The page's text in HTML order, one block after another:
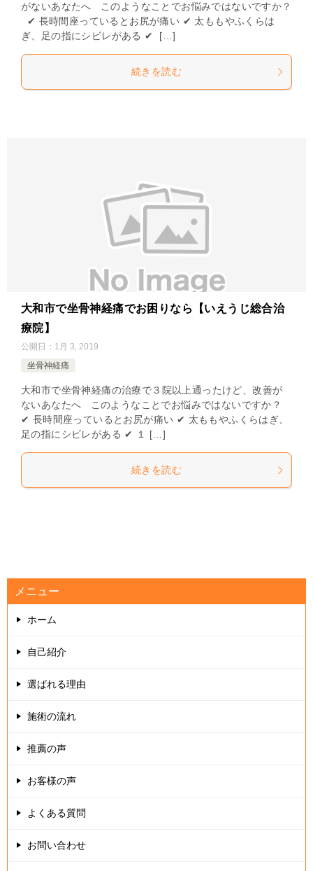
がないあなたへ このようなことでお悩みではないですか？
✔ 長時間座っているとお尻が痛い ✔ 太ももやふくらは
ぎ、足の指にシビレがある ✔ […]
続きを読む
大和市で坐骨神経痛でお困りなら【いえうじ総合治
療院】
公開日： 1月 3, 2019
坐骨神経痛
大和市で坐骨神経痛の治療で３院以上通ったけど、改善が
ないあなたへ このようなことでお悩みではないですか？
✔ 長時間座っているとお尻が痛い ✔ 太ももやふくらはぎ、
足の指にシビレがある ✔ １ […]
続きを読む
メニュー
ホーム
自己紹介
選ばれる理由
施術の流れ
推薦の声
お客様の声
よくある質問
お問い合わせ